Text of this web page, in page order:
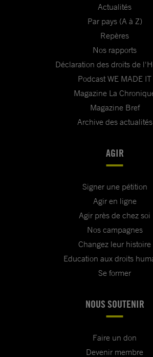
Actualités
Par pays (A à Z)
Repères
Nos rapports
Déclaration des droits de
Podcast WE MADE IT
Magazine La
Magazine Bref
Archive des actualités
AGIR
Signer une pétition
Agir en ligne
Agir près de chez soi
Nos campagnes
Changez leur histoire
Education aux droits
Se former
NOUS SOUTENIR
Faire un don
Devenir membre